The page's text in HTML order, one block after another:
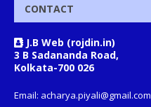
CONTACT
J.B Web (rojdin.in)
3 B Sadananda Road,
Kolkata-700 026
Email: acharya.piyali@gmail.com